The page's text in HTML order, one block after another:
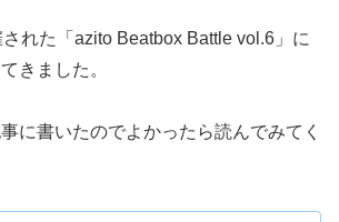
れた「azito Beatbox Battle vol.6」に
きました。
に書いたのでよかったら読んでみてく